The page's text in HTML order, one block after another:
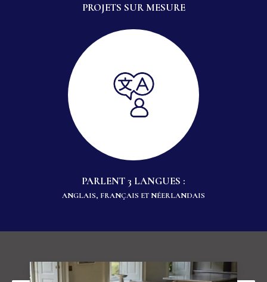
PROJETS SUR MESURE
PARLENT 3 LANGUES :
ANGLAIS, FRANÇAIS ET NÉERLANDAIS